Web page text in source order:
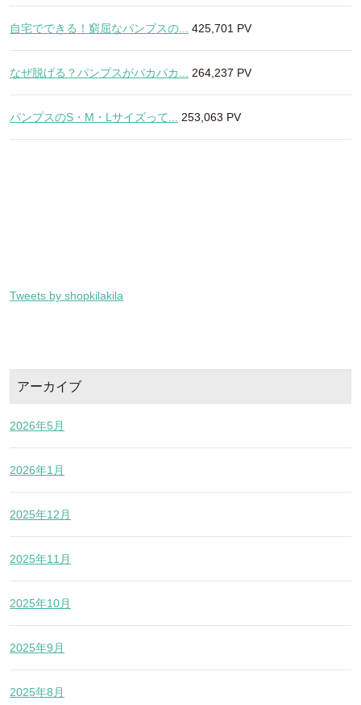
自宅でできる！窮屈なパンプスの... 425,701 PV
なぜ脱げる？パンプスがパカパカ... 264,237 PV
パンプスのS・M・Lサイズって... 253,063 PV
Tweets by shopkilakila
アーカイブ
2026年5月
2026年1月
2025年12月
2025年11月
2025年10月
2025年9月
2025年8月